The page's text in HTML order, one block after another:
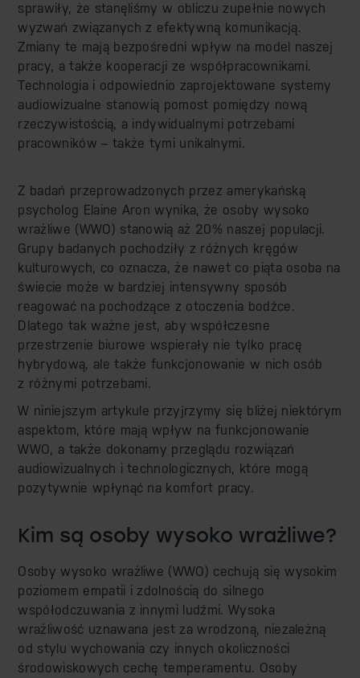
sprawiły, że stanęliśmy w obliczu zupełnie nowych
wyzwań związanych z efektywną komunikacją.
Zmiany te mają bezpośredni wpływ na model naszej
pracy, a także kooperacji ze współpracownikami.
Technologia i odpowiednio zaprojektowane systemy
audiowizualne stanowią pomost pomiędzy nową
rzeczywistością, a indywidualnymi potrzebami
pracowników – także tymi unikalnymi.
Z badań przeprowadzonych przez amerykańską
psycholog Elaine Aron wynika, że osoby wysoko
wrażliwe (WWO) stanowią aż 20% naszej populacji.
Grupy badanych pochodziły z różnych kręgów
kulturowych, co oznacza, że nawet co piąta osoba na
świecie może w bardziej intensywny sposób
reagować na pochodzące z otoczenia bodźce.
Dlatego tak ważne jest, aby współczesne
przestrzenie biurowe wspierały nie tylko pracę
hybrydową, ale także funkcjonowanie w nich osób
z różnymi potrzebami.
W niniejszym artykule przyjrzymy się bliżej niektórym
aspektom, które mają wpływ na funkcjonowanie
WWO, a także dokonamy przeglądu rozwiązań
audiowizualnych i technologicznych, które mogą
pozytywnie wpłynąć na komfort pracy.
Kim są osoby wysoko wrażliwe?
Osoby wysoko wrażliwe (WWO) cechują się wysokim
poziomem empatii i zdolnością do silnego
współodczuwania z innymi ludźmi. Wysoka
wrażliwość uznawana jest za wrodzoną, niezależną
od stylu wychowania czy innych okoliczności
środowiskowych cechę temperamentu. Osoby